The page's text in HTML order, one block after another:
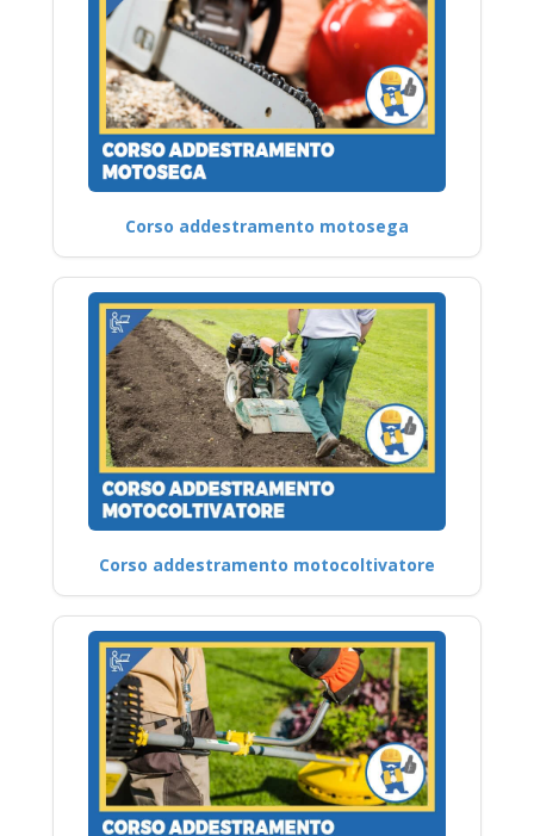
Corso addestramento motosega
Corso addestramento motocoltivatore